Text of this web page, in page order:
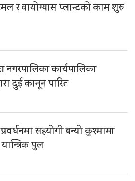
र वायोग्यास प्लान्टको काम शुरु
नगरपालिका कार्यपालिका
दुई कानून पारित
सहयोगी बन्यो कुश्मामा
यान्त्रिक पुल